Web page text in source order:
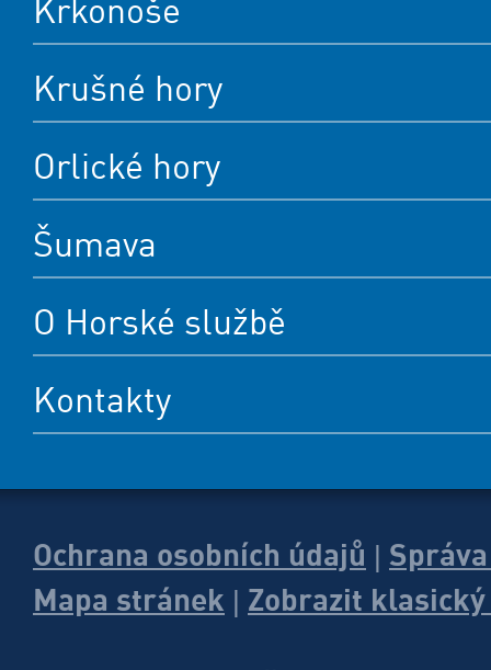
Krkonoše
Krušné hory
Orlické hory
Šumava
O Horské službě
Kontakty
Ochrana osobních údajů
Mapa stránek
Zobrazit